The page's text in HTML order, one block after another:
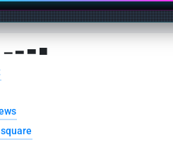
▁ ▂ ▃ ▄